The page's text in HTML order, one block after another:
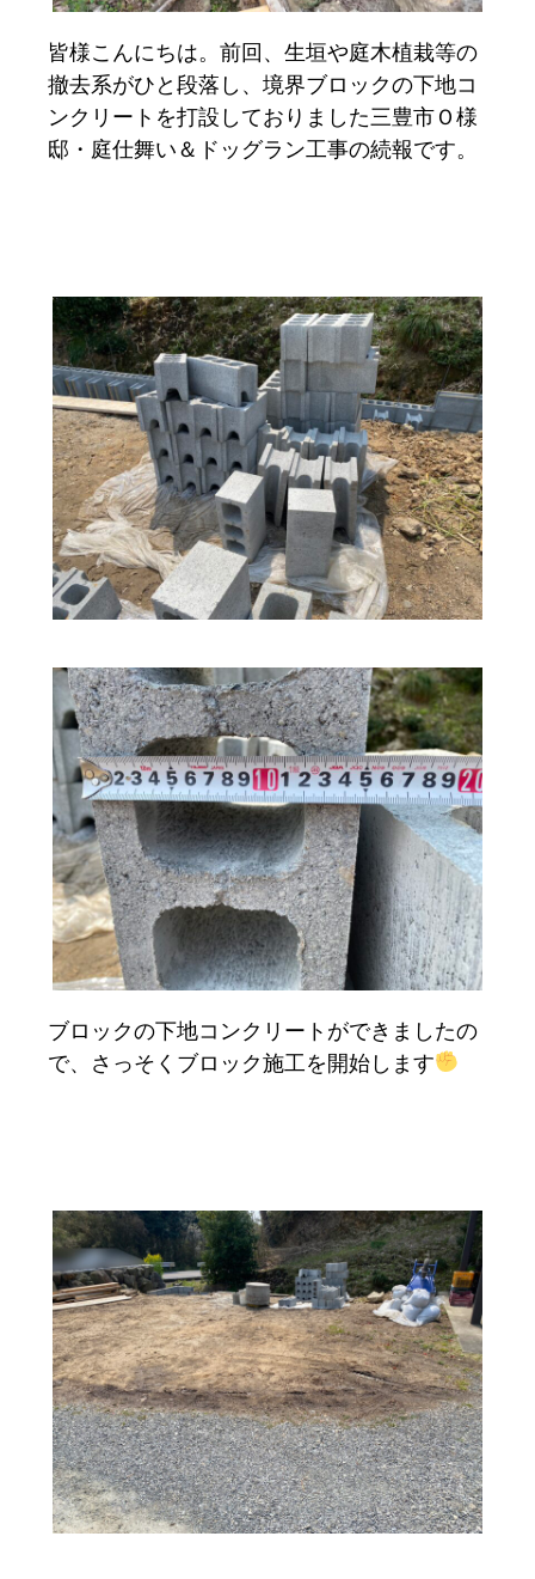
皆様こんにちは。前回、生垣や庭木植栽等の
撤去系がひと段落し、境界ブロックの下地コ
ンクリートを打設しておりました三豊市Ｏ様
邸・庭仕舞い＆ドッグラン工事の続報です。
ブロックの下地コンクリートができましたの
で、さっそくブロック施工を開始します